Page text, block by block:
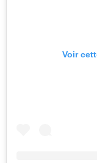
Voir